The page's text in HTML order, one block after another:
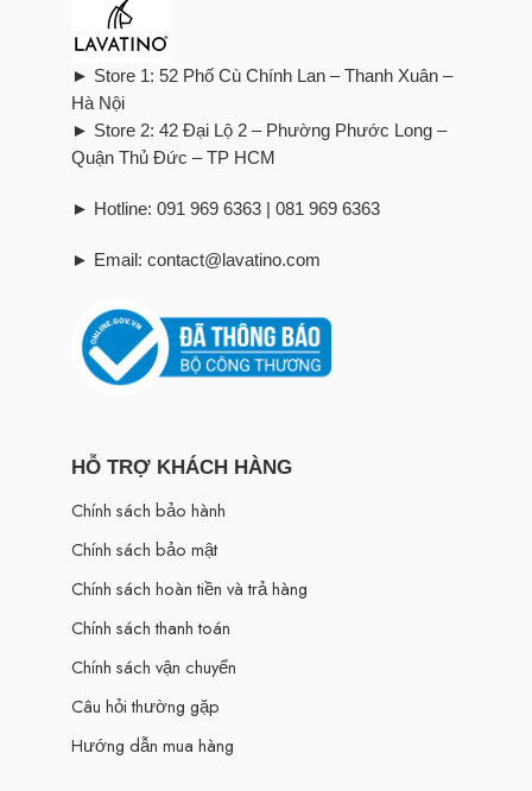
► Store 1: 52 Phố Cù Chính Lan – Thanh Xuân –
Hà Nội
► Store 2: 42 Đại Lộ 2 – Phường Phước Long –
Quận Thủ Đức – TP HCM
► Hotline: 091 969 6363 | 081 969 6363
► Email: contact@lavatino.com
HỖ TRỢ KHÁCH HÀNG
Chính sách bảo hành
Chính sách bảo mật
Chính sách hoàn tiền và trả hàng
Chính sách thanh toán
Chính sách vận chuyển
Câu hỏi thường gặp
Hướng dẫn mua hàng